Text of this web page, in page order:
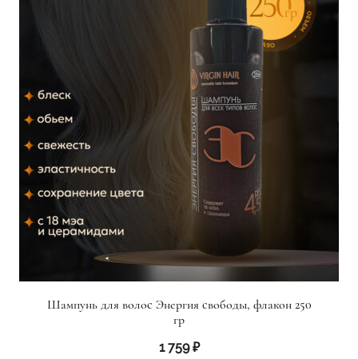
Шампунь для волос Энергия свободы, флакон 250
гр
1 759₽